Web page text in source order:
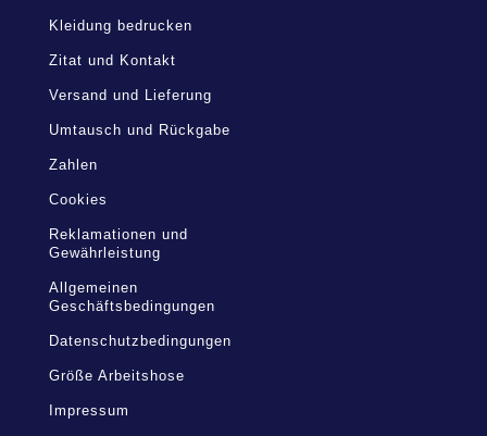
Kleidung bedrucken
Zitat und Kontakt
Versand und Lieferung
Umtausch und Rückgabe
Zahlen
Cookies
Reklamationen und
Gewährleistung
Allgemeinen
Geschäftsbedingungen
Datenschutzbedingungen
Größe Arbeitshose
Impressum